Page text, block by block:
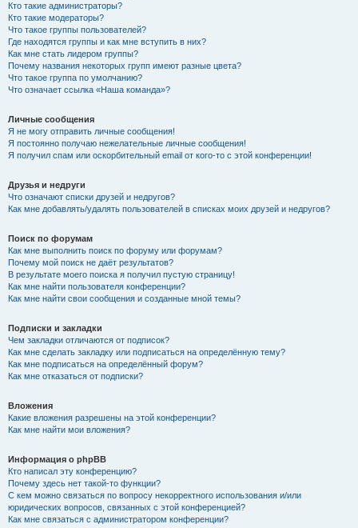
Кто такие администраторы?
Кто такие модераторы?
Что такое группы пользователей?
Где находятся группы и как мне вступить в них?
Как мне стать лидером группы?
Почему названия некоторых групп имеют разные цвета?
Что такое группа по умолчанию?
Что означает ссылка «Наша команда»?
Личные сообщения
Я не могу отправить личные сообщения!
Я постоянно получаю нежелательные личные сообщения!
Я получил спам или оскорбительный email от кого-то с этой конференции!
Друзья и недруги
Что означают списки друзей и недругов?
Как мне добавлять/удалять пользователей в списках моих друзей и недругов?
Поиск по форумам
Как мне выполнить поиск по форуму или форумам?
Почему мой поиск не даёт результатов?
В результате моего поиска я получил пустую страницу!
Как мне найти пользователя конференции?
Как мне найти свои сообщения и созданные мной темы?
Подписки и закладки
Чем закладки отличаются от подписок?
Как мне сделать закладку или подписаться на определённую тему?
Как мне подписаться на определённый форум?
Как мне отказаться от подписки?
Вложения
Какие вложения разрешены на этой конференции?
Как мне найти мои вложения?
Информация о phpBB
Кто написал эту конференцию?
Почему здесь нет такой-то функции?
С кем можно связаться по вопросу некорректного использования и/или
юридических вопросов, связанных с этой конференцией?
Как мне связаться с администратором конференции?